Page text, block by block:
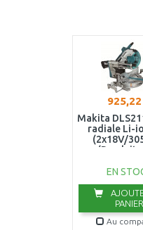
Makita
radiale Li-
(2x18V/
(Produit
EN
PANIER
Au